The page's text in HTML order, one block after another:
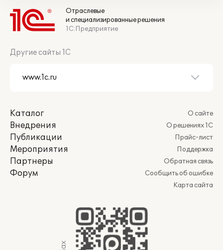
Отраслевые
и специализированные решения
1С:Предприятие
Другие сайты 1С
Каталог
Внедрения
Публикации
Мероприятия
Партнеры
Форум
О сайте
О решениях 1С
Прайс-лист
Поддержка
Обратная связь
Сообщить об ошибке
Карта сайта